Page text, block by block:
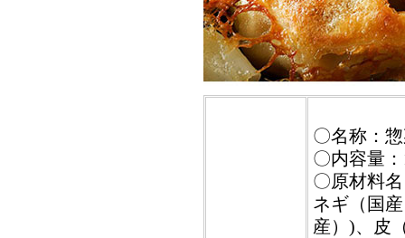
〇名称：
〇内容量
〇原材料
ネギ（国
産）)、皮